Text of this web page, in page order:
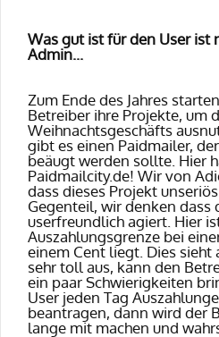
Was gut ist für den User ist
Admin...
Zum Ende des Jahres
Betreiber ihre Projekte, um
Weihnachtsgeschäfts
gibt es einen Paidmailer,
beäugt werden sollte. Hier
Paidmailcity.de! Wir von
dass dieses Projekt
Gegenteil, wir denken dass
userfreundlich agiert. Hier
Auszahlungsgrenze bei
einem Cent liegt. Dies sieht
sehr toll aus, kann den
ein paar Schwierigkeiten
User jeden Tag
beantragen, dann wird der
lange mit machen und